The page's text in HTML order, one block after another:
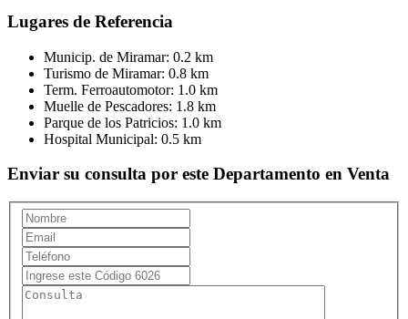
Lugares de Referencia
Municip. de Miramar: 0.2 km
Turismo de Miramar: 0.8 km
Term. Ferroautomotor: 1.0 km
Muelle de Pescadores: 1.8 km
Parque de los Patricios: 1.0 km
Hospital Municipal: 0.5 km
Enviar su consulta por este Departamento en Venta